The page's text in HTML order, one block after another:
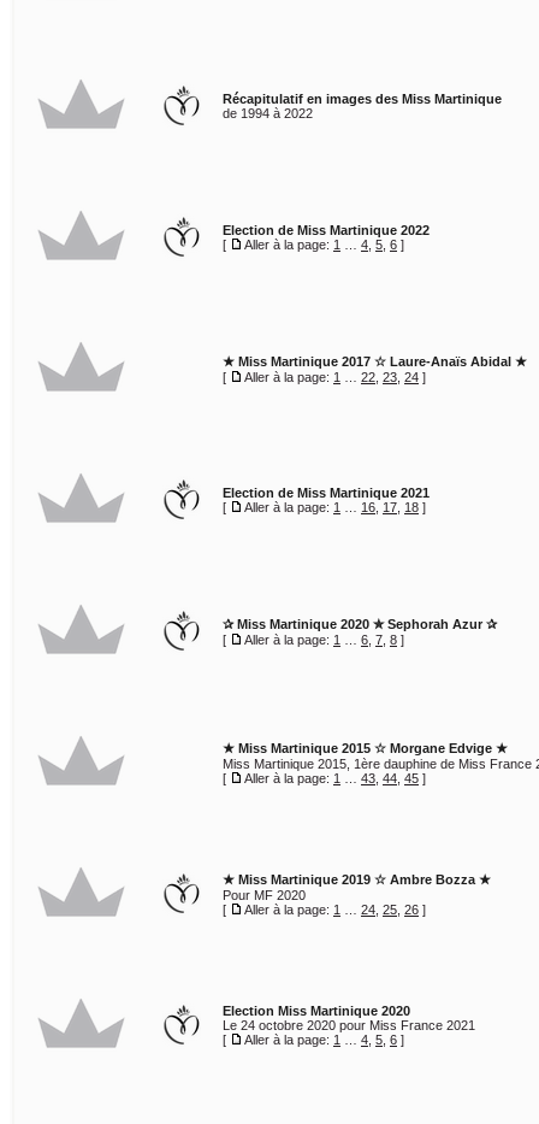
Récapitulatif en images des Miss Martinique
de 1994 à 2022
Election de Miss Martinique 2022
[
Aller à la page: 1 4 5 6 ]
★ Miss Martinique 2017 ☆ Laure-Anaïs Abidal ★
[
Aller à la page: 1 22 23 24 ]
Election de Miss Martinique 2021
[
Aller à la page: 1 16 17 18 ]
✰ Miss Martinique 2020 ✮ Sephorah Azur ✰
[
Aller à la page: 1 6 7 8 ]
★ Miss Martinique 2015 ☆ Morgane Edvige ★
Miss Martinique 2015, 1ère dauphine de Miss
[
Aller à la page: 1 43 44 45 ]
★ Miss Martinique 2019 ☆ Ambre Bozza ★
Pour MF 2020
[
Aller à la page: 1 24 25 26 ]
Election Miss Martinique 2020
Le 24 octobre 2020 pour Miss France 2021
[
Aller à la page: 1 4 5 6 ]